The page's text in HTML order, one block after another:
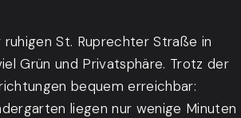
St. Ruprechter Straße in
Grün und Privatsphäre. Trotz der
bequem erreichbar:
liegen nur wenige Minuten